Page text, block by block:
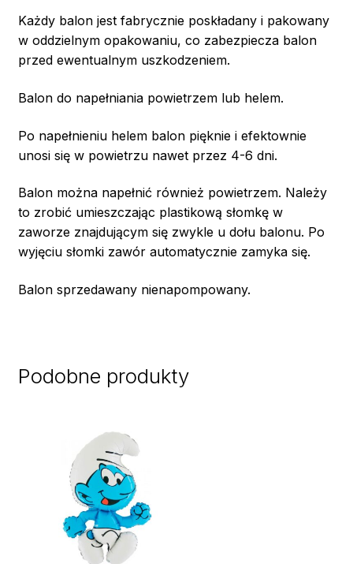
Każdy balon jest fabrycznie poskładany i pakowany
w oddzielnym opakowaniu, co zabezpiecza balon
przed ewentualnym uszkodzeniem.
Balon do napełniania powietrzem lub helem.
Po napełnieniu helem balon pięknie i efektownie
unosi się w powietrzu nawet przez 4-6 dni.
Balon można napełnić również powietrzem. Należy
to zrobić umieszczając plastikową słomkę w
zaworze znajdującym się zwykle u dołu balonu. Po
wyjęciu słomki zawór automatycznie zamyka się.
Balon sprzedawany nienapompowany.
Podobne produkty